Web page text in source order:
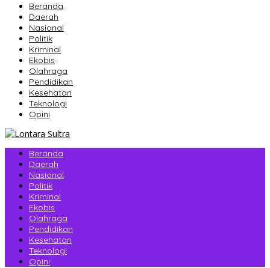
Beranda
Daerah
Nasional
Politik
Kriminal
Ekobis
Olahraga
Pendidikan
Kesehatan
Teknologi
Opini
Beranda
Daerah
Nasional
Politik
Kriminal
Ekobis
Olahraga
Pendidikan
Kesehatan
Teknologi
Opini